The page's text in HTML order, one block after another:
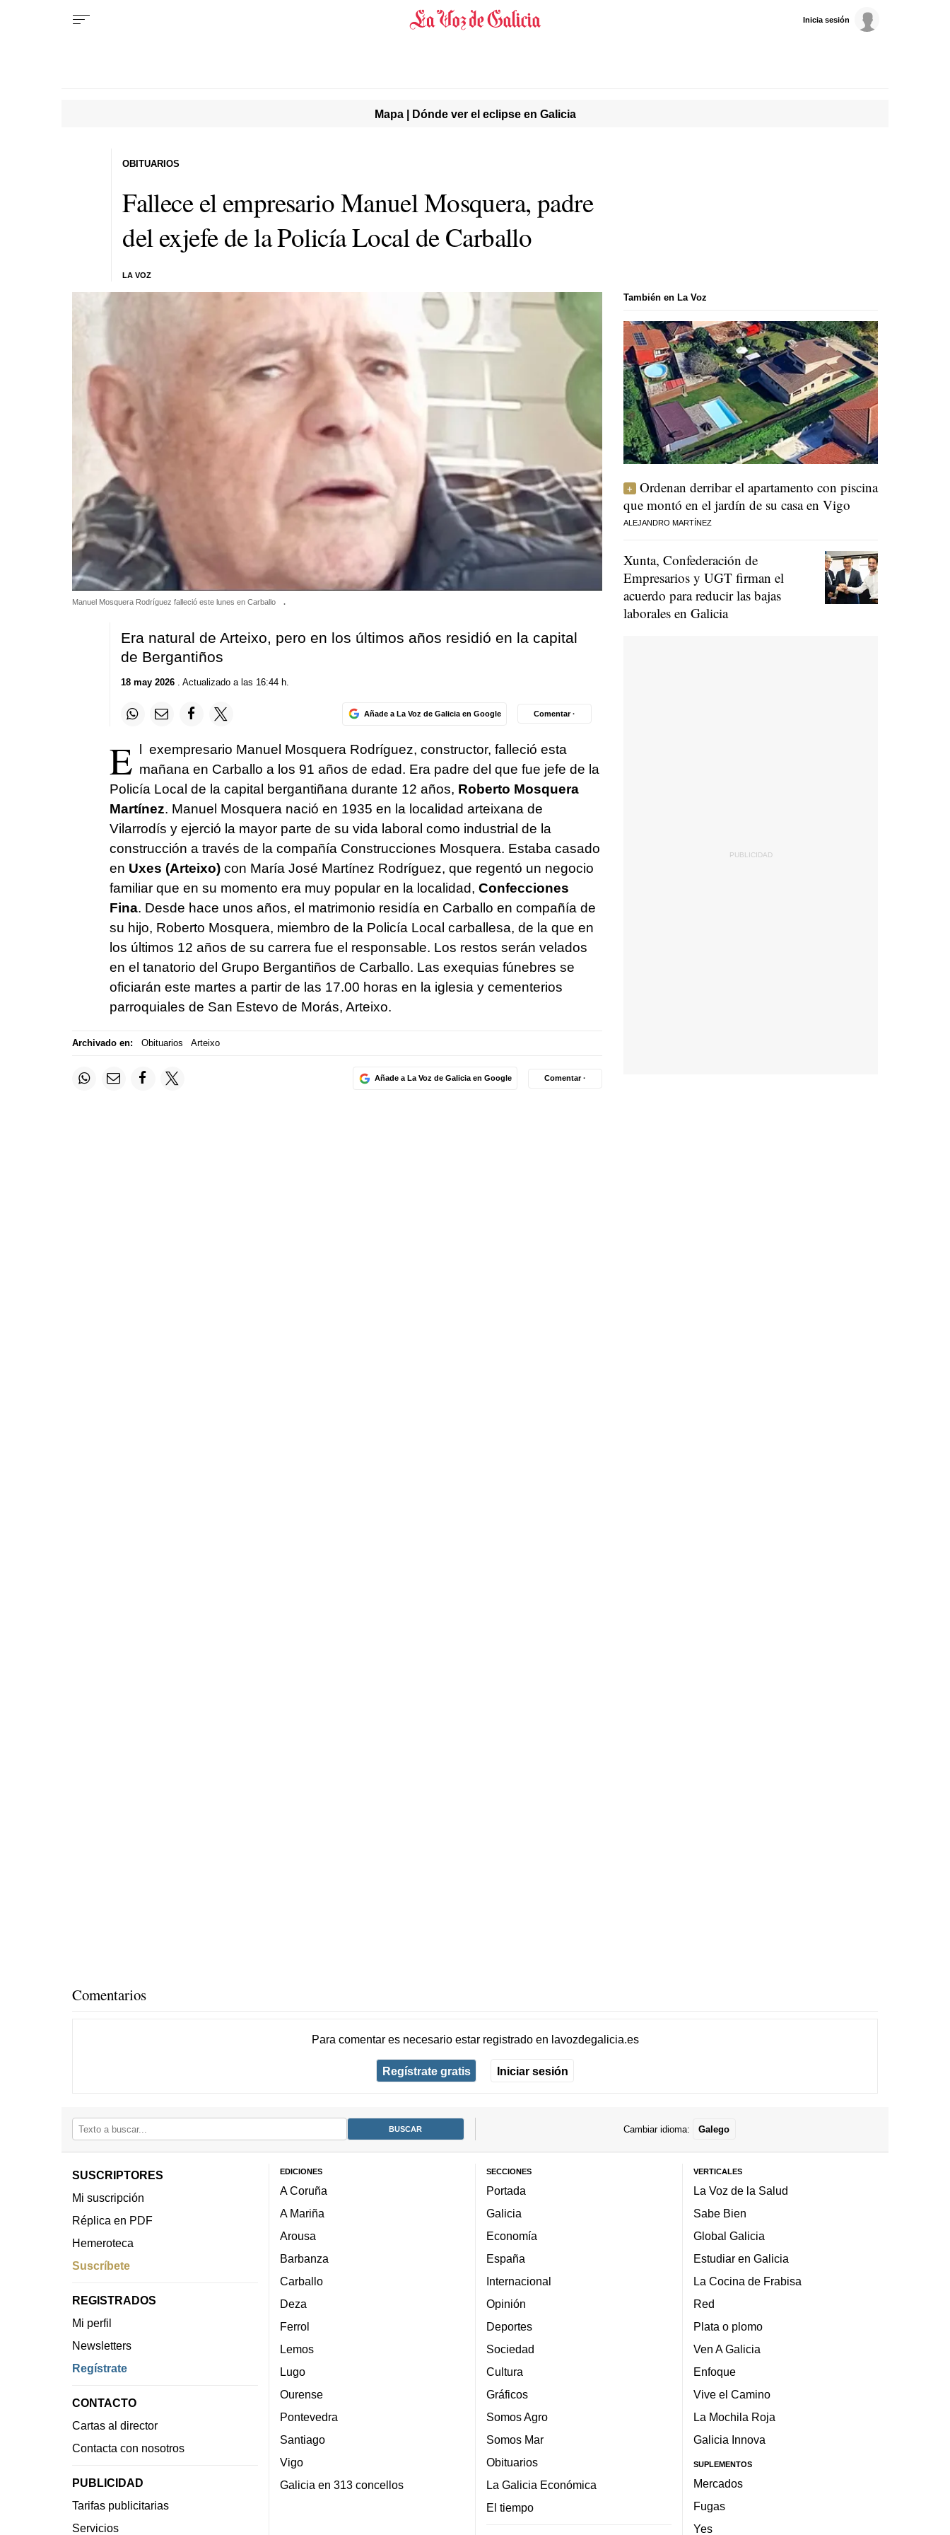
Inicia sesión
Mapa | Dónde ver el eclipse en Galicia
Fallece el empresario Manuel Mosquera, padre
del exjefe de la Policía Local de Carballo
LA VOZ
OBITUARIOS
Manuel Mosquera Rodríguez falleció este lunes en Carballo .
Era natural de Arteixo, pero en los últimos años residió en la capital
de Bergantiños
18 may 2026. Actualizado a las 16:44 h.
Añade a La Voz de Galicia en Google Comentar ·
E l exempresario Manuel Mosquera Rodríguez, constructor, falleció esta
mañana en Carballo a los 91 años de edad. Era padre del que fue jefe de la
Policía Local de la capital bergantiñana durante 12 años, Roberto Mosquera
Martínez. Manuel Mosquera nació en 1935 en la localidad arteixana de
Vilarrodís y ejerció la mayor parte de su vida laboral como industrial de la
construcción a través de la compañía Construcciones Mosquera. Estaba casado
en Uxes (Arteixo)con María José Martínez Rodríguez, que regentó un negocio
familiar que en su momento era muy popular en la localidad, Confecciones
Fina. Desde hace unos años, el matrimonio residía en Carballo en compañía de
su hijo, Roberto Mosquera, miembro de la Policía Local carballesa, de la que en
los últimos 12 años de su carrera fue el responsable. Los restos serán velados
en el tanatorio del Grupo Bergantiños de Carballo. Las exequias fúnebres se
oficiarán este martes a partir de las 17.00 horas en la iglesia y cementerios
parroquiales de San Estevo de Morás, Arteixo.
Archivado en: Obituarios Arteixo
Añade a La Voz de Galicia en Google Comentar ·
También en La Voz
Ordenan derribar el apartamento con piscina
que montó en el jardín de su casa en Vigo
ALEJANDRO MARTÍNEZ
Xunta, Confederación de
Empresarios y UGT firman el
acuerdo para reducir las bajas
laborales en Galicia
Comentarios
Para comentar es necesario estar registradoen lavozdegalicia.es
Regístrate gratis Iniciar sesión
Cambiar idioma: Galego
SUSCRIPTORES
Mi suscripción
Réplica en PDF
Hemeroteca
Suscríbete
REGISTRADOS
Mi perfil
Newsletters
Regístrate
CONTACTO
Cartas al director
Contacta con nosotros
PUBLICIDAD
Tarifas publicitarias
Servicios
EDICIONES
A Coruña
A Mariña
Arousa
Barbanza
Carballo
Deza
Ferrol
Lemos
Lugo
Ourense
Pontevedra
Santiago
Vigo
Galicia en 313 concellos
SECCIONES
Portada
Galicia
Economía
España
Internacional
Opinión
Deportes
Sociedad
Cultura
Gráficos
Somos Agro
Somos Mar
Obituarios
La Galicia Económica
El tiempo
VERTICALES
La Voz de la Salud
Sabe Bien
Global Galicia
Estudiar en Galicia
La Cocina de Frabisa
Red
Plata o plomo
Ven A Galicia
Enfoque
Vive el Camino
La Mochila Roja
Galicia Innova
SUPLEMENTOS
Mercados
Fugas
Yes